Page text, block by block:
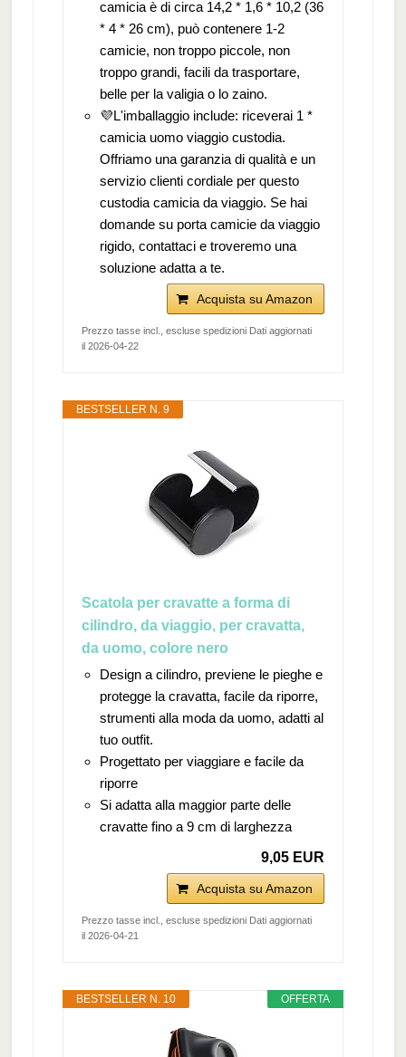
camicia è di circa 14,2 * 1,6 * 10,2 (36
* 4 * 26 cm), può contenere 1-2
camicie, non troppo piccole, non
troppo grandi, facili da trasportare,
belle per la valigia o lo zaino.
💜L'imballaggio include: riceverai 1 *
camicia uomo viaggio custodia.
Offriamo una garanzia di qualità e un
servizio clienti cordiale per questo
custodia camicia da viaggio. Se hai
domande su porta camicie da viaggio
rigido, contattaci e troveremo una
soluzione adatta a te.
Acquista su Amazon
Prezzo tasse incl., escluse spedizioni Dati aggiornati
il 2026-04-22
BESTSELLER N. 9
Scatola per cravatte a forma di
cilindro, da viaggio, per cravatta,
da uomo, colore nero
Design a cilindro, previene le pieghe e
protegge la cravatta, facile da riporre,
strumenti alla moda da uomo, adatti al
tuo outfit.
Progettato per viaggiare e facile da
riporre
Si adatta alla maggior parte delle
cravatte fino a 9 cm di larghezza
9,05 EUR
Acquista su Amazon
Prezzo tasse incl., escluse spedizioni Dati aggiornati
il 2026-04-21
OFFERTA
BESTSELLER N. 10